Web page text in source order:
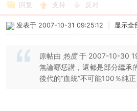
回复 支持 反对
发表于 2007-10-31 09:25:12 显示全
原帖由 热度于 2007-10-30
無論哪恁講，還都是部分繼承
後代的“血統”不可能100％純正